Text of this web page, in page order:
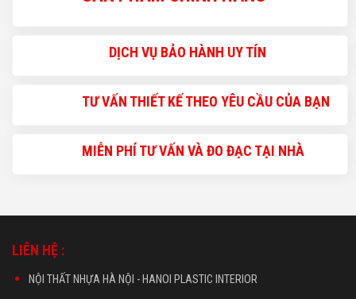
DỊCH VỤ BẢO HÀNH UY TÍN
TƯ VẤN THIẾT KẾ THEO YÊU CẦU CỦA BẠN
MIỄN PHÍ TƯ VẤN VÀ ĐO ĐẠC TẠI NHÀ
LIÊN HỆ :
NỘI THẤT NHỰA HÀ NỘI - HANOI PLASTIC INTERIOR